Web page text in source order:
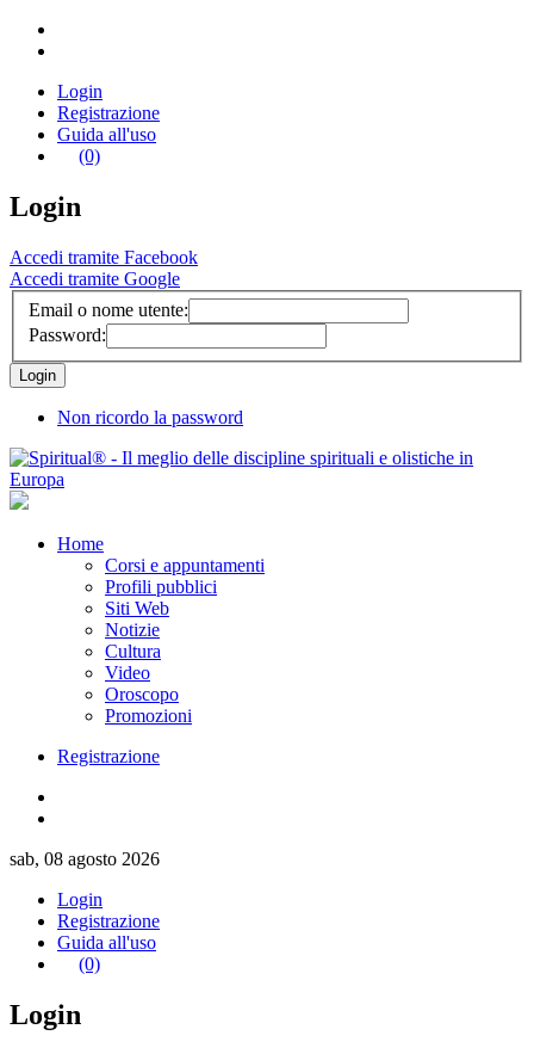
Login
Registrazione
Guida all'uso
(0)
Login
Accedi tramite Facebook
Accedi tramite Google
Email o nome utente:
Password:
Non ricordo la password
Home
Corsi e appuntamenti
Profili pubblici
Siti Web
Notizie
Cultura
Video
Oroscopo
Promozioni
Registrazione
sab, 08 agosto 2026
Login
Registrazione
Guida all'uso
(0)
Login